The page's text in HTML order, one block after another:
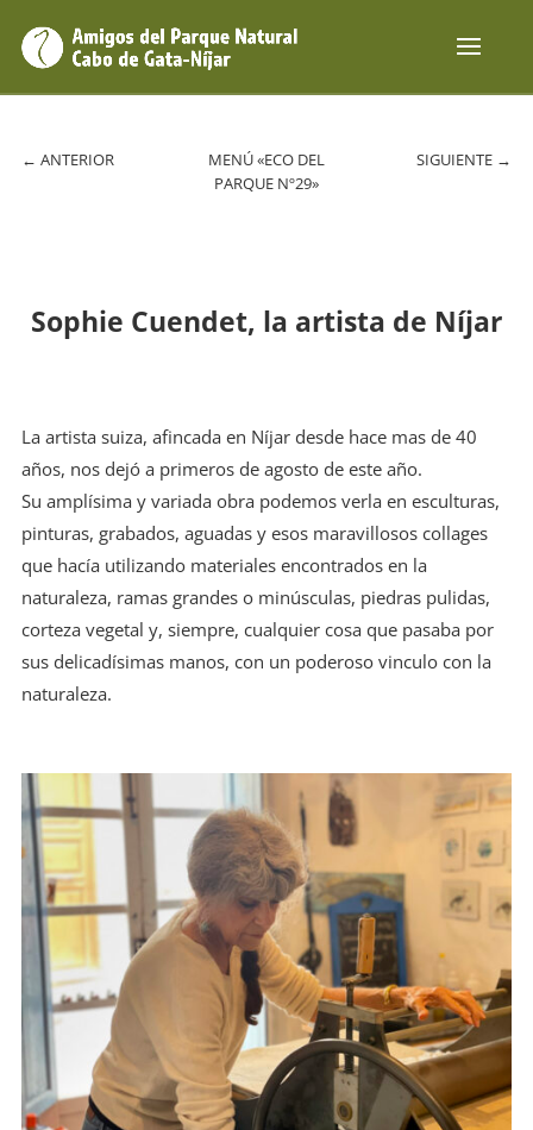
← ANTERIOR
MENÚ «ECO DEL
PARQUE Nº29»
SIGUIENTE →
Sophie Cuendet, la artista de Níjar
La artista suiza, afincada en Níjar desde hace mas de 40
años, nos dejó a primeros de agosto de este año.
Su amplísima y variada obra podemos verla en esculturas,
pinturas, grabados, aguadas y esos maravillosos collages
que hacía utilizando materiales encontrados en la
naturaleza, ramas grandes o minúsculas, piedras pulidas,
corteza vegetal y, siempre, cualquier cosa que pasaba por
sus delicadísimas manos, con un poderoso vinculo con la
naturaleza.